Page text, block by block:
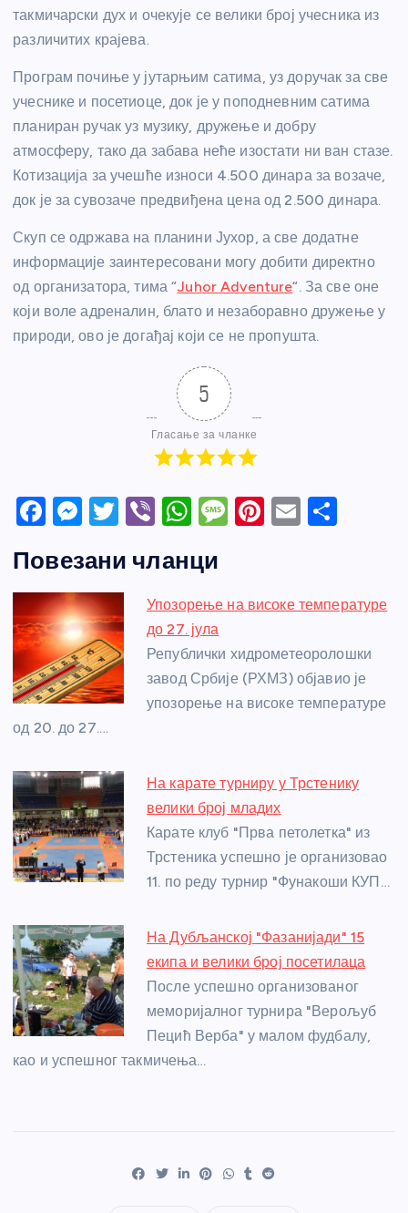
такмичарски дух и очекује се велики број учесника из
различитих крајева.
Програм почиње у јутарњим сатима, уз доручак за све
учеснике и посетиоце, док је у поподневним сатима
планиран ручак уз музику, дружење и добру
атмосферу, тако да забава неће изостати ни ван стазе.
Котизација за учешће износи 4.500 динара за возаче,
док је за сувозаче предвиђена цена од 2.500 динара.
Скуп се одржава на планини Јухор, а све додатне
информације заинтересовани могу добити директно
од организатора, тима “Juhor Adventure“. За све оне
који воле адреналин, блато и незаборавно дружење у
природи, ово је догађај који се не пропушта.
5
Гласање за чланке
F
c
e
b
o
o
k
M
ss
e
n
g
er
T
itt
er
Vi
er
W
at
s
A
p
p
M
a
e
Pi
e
E
e
Повезани чланци
Упозорење на високе температуре
до 27. јула
Републички хидрометеоролошки
завод Србије (РХМЗ) објавио је
упозорење на високе температуре
од 20. до 27.…
На карате турниру у Трстенику
велики број младих
Карате клуб "Прва петолетка" из
Трстеника успешно је организовао
11. по реду турнир "Фунакоши КУП…
На Дубљанској "Фазанијади" 15
екипа и велики број посетилаца
После успешно организованог
меморијалног турнира "Верољуб
Пецић Верба" у малом фудбалу,
као и успешног такмичења…